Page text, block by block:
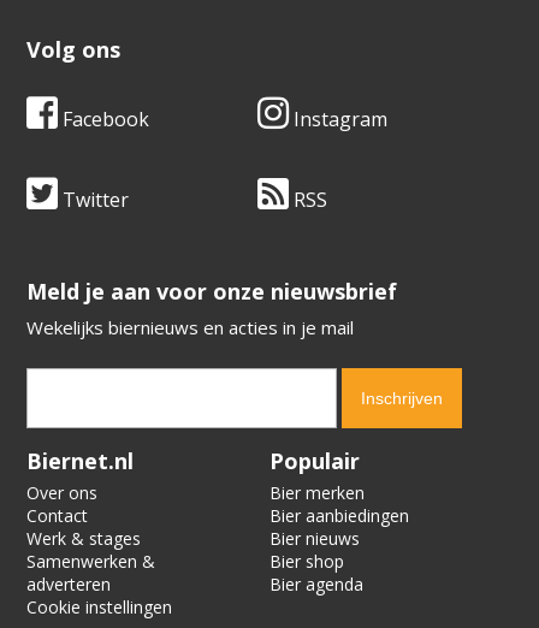
Volg ons
Facebook Instagram
Twitter RSS
​​​​​​​Meld je aan voor onze nieuwsbrief
Wekelijks biernieuws en acties in je mail
Verification code:
Biernet.nl
Over ons
Contact
Werk & stages
Samenwerken &
adverteren
Cookie instellingen
Populair
Bier merken
Bier aanbiedingen
Bier nieuws
Bier shop
Bier agenda